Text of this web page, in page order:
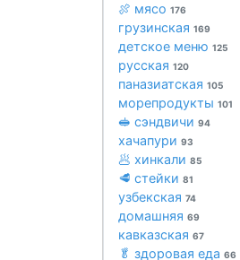
🍖 мясо 176
грузинская 169
детское меню 125
русская 120
паназиатская 105
морепродукты 101
🥪 сэндвичи 94
хачапури 93
🥟 хинкали 85
🥩 стейки 81
узбекская 74
домашняя 69
кавказская 67
🥬 здоровая еда 66